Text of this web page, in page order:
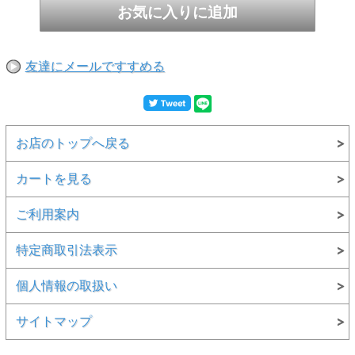
友達にメールですすめる
お店のトップへ戻る
カートを見る
ご利用案内
特定商取引法表示
個人情報の取扱い
サイトマップ